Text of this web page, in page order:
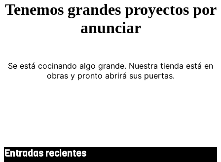
Tenemos grandes proyectos por
anunciar
Se está cocinando algo grande. Nuestra tienda está en
obras y pronto abrirá sus puertas.
Entradas recientes